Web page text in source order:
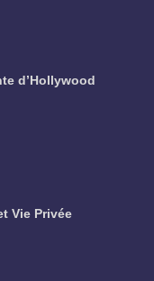
d’Hollywood
Vie Privée